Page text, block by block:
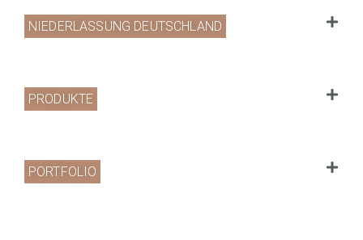
NIEDERLASSUNG DEUTSCHLAND
PRODUKTE
PORTFOLIO